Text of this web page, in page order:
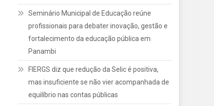
Seminário Municipal de Educação reúne
profissionais para debater inovação, gestão e
fortalecimento da educação pública em
Panambi
FIERGS diz que redução da Selic é positiva,
mas insuficiente se não vier acompanhada de
equilíbrio nas contas públicas